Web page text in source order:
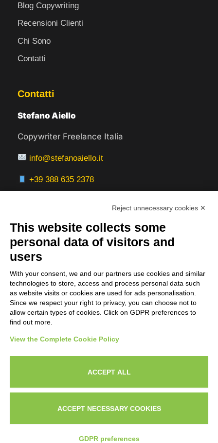
Blog Copywriting
Recensioni Clienti
Chi Sono
Contatti
Contatti
Stefano Aiello
Copywriter Freelance Italia
info@stefanoaiello.it
+39 388 635 2378
Aree Servite
Italia:
Milano, Roma, Bologna, Firenze, Torino,
Napoli, Venezia, Verona, Genova
Servizi Online:
© 2025 Stefano Aiello - Copywriter a Risposta
Lewes – Delaware – 19958 USPrivacy Policy
Reject unnecessary cookies ✕
This website collects some
personal data of visitors and
users
With your consent, we and our partners use cookies and similar
technologies to store, access and process personal data such
as website visits or cookies are used for ads personalisation.
Since we respect your right to privacy, you can choose not to
allow certain types of cookies. Click on GDPR preferences to
find out more.
View the Complete Cookie Policy
ACCEPT ALL
ACCEPT NECESSARY COOKIES
GDPR preferences